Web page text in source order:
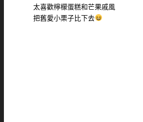
太喜歡檸檬蛋糕和芒果戚風
把舊愛小栗子比下去